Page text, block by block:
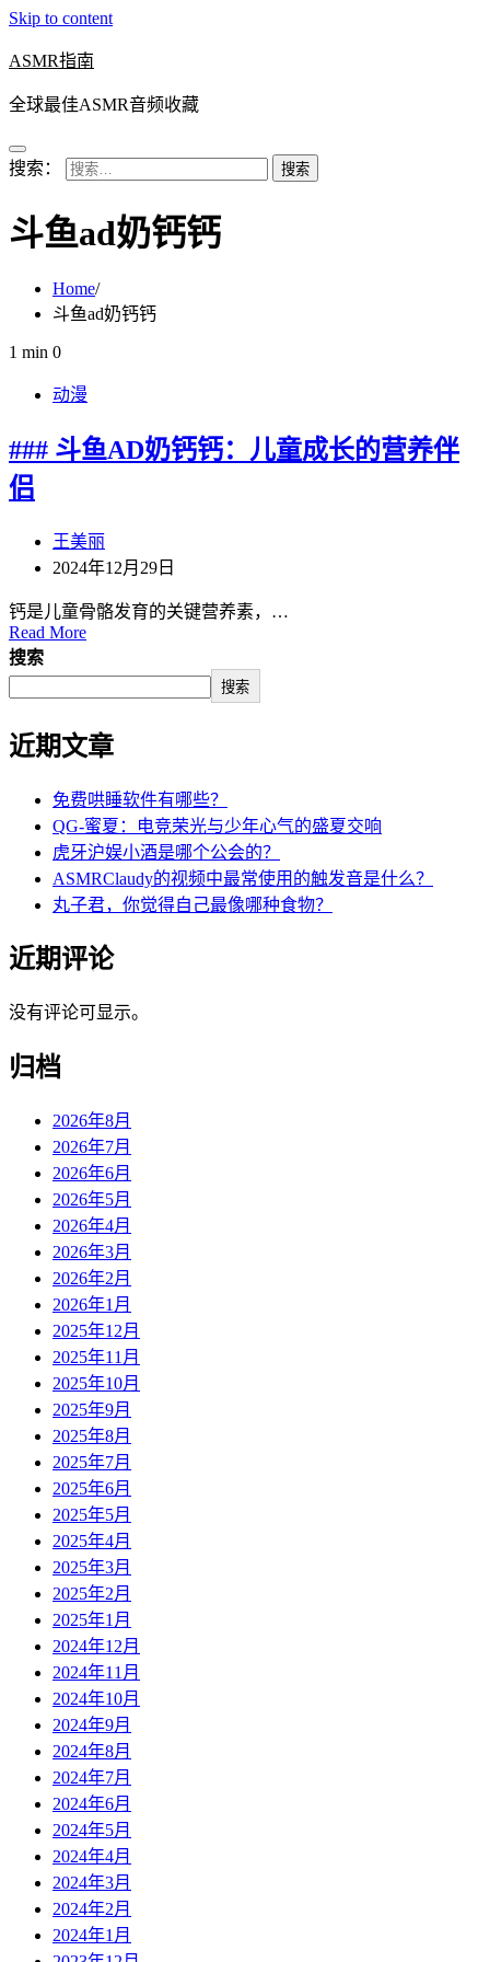
Skip to content
ASMR指南
全球最佳ASMR音频收藏
搜索：
斗鱼ad奶钙钙
Home
斗鱼ad奶钙钙
1 min 0
动漫
### 斗鱼AD奶钙钙：儿童成长的营养伴
侣
王美丽
2024年12月29日
钙是儿童骨骼发育的关键营养素，…
Read More
搜索
搜索
近期文章
免费哄睡软件有哪些？
QG-蜜夏：电竞荣光与少年心气的盛夏交响
虎牙沪娱小酒是哪个公会的？
ASMRClaudy的视频中最常使用的触发音是什么？
丸子君，你觉得自己最像哪种食物？
近期评论
没有评论可显示。
归档
2026年8月
2026年7月
2026年6月
2026年5月
2026年4月
2026年3月
2026年2月
2026年1月
2025年12月
2025年11月
2025年10月
2025年9月
2025年8月
2025年7月
2025年6月
2025年5月
2025年4月
2025年3月
2025年2月
2025年1月
2024年12月
2024年11月
2024年10月
2024年9月
2024年8月
2024年7月
2024年6月
2024年5月
2024年4月
2024年3月
2024年2月
2024年1月